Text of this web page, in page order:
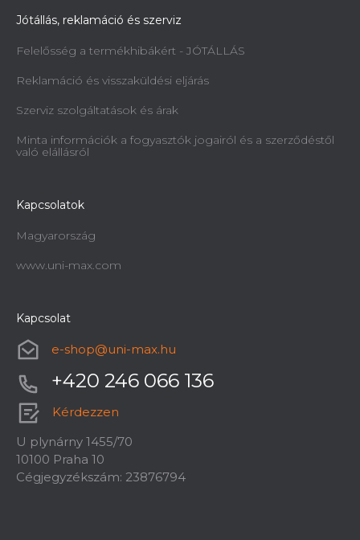
Jótállás, reklamáció és szerviz
Felelősség a termékhibákért - JÓTÁLLÁS
Reklamáció és visszaküldési eljárás
Szerviz szolgáltatások és árak
Minta információk a fogyasztók jogairól és a szerződéstől
való elállásról
Kapcsolatok
Magyarország
www.uni-max.com
Kapcsolat
e-shop@uni-max.hu
+420 246 066 136
Kérdezzen
U plynárny 1455/70
10100 Praha 10
Cégjegyzékszám: 23876794